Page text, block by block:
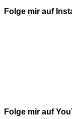
Folge mir auf
Folge mir auf